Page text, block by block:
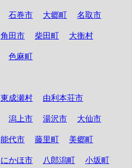
石巻市 大郷町 名取市
角田市 柴田町 大衡村
色麻町
東成瀬村 由利本荘市
潟上市 湯沢市 大仙市
能代市 藤里町 美郷町
にかほ市 八郎潟町 小坂町